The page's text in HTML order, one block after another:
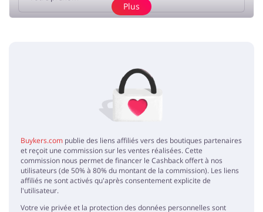
Pas d'éléments
Plus
Buykers.com publie des liens affiliés vers des boutiques partenaires
et reçoit une commission sur les ventes réalisées. Cette
commission nous permet de financer le Cashback offert à nos
utilisateurs (de 50% à 80% du montant de la commission). Les liens
affiliés ne sont activés qu'après consentement explicite de
l'utilisateur.
Votre vie privée et la protection des données personnelles sont